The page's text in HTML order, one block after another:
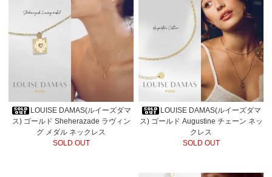
LOUISE DAMAS(ルイーズダマ
ス) ゴールド Sheherazade ラヴィン
グ メダル ネックレス
SOLD OUT
LOUISE DAMAS(ルイーズダマ
ス) ゴールド Augustine チェーン ネッ
クレス
SOLD OUT